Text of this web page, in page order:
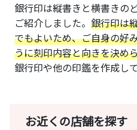
銀行印は縦書きと横書きの
ご紹介しました。 銀行印は
でもよいため、ご自身の好
うに刻印内容と向きを決め
銀行印や他の印鑑を作成し
お近くの店舗を探す